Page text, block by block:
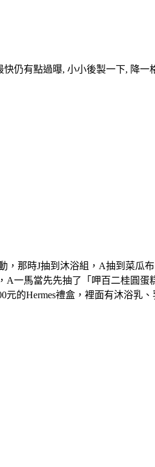
仍有點過曝, 小小後製一下, 降
那時J抽到沐浴組，A抽到菜瓜布
馬當先先抽了「呷百二桂圓蛋
的Hermes禮盒，裡面有沐浴乳